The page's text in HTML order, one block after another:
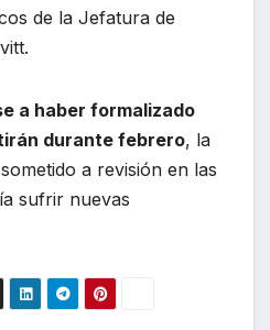
de la Jefatura de
a haber formalizado
durante febrero, la
a revisión en las
sufrir nuevas